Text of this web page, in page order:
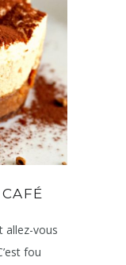
allez-vous
fou